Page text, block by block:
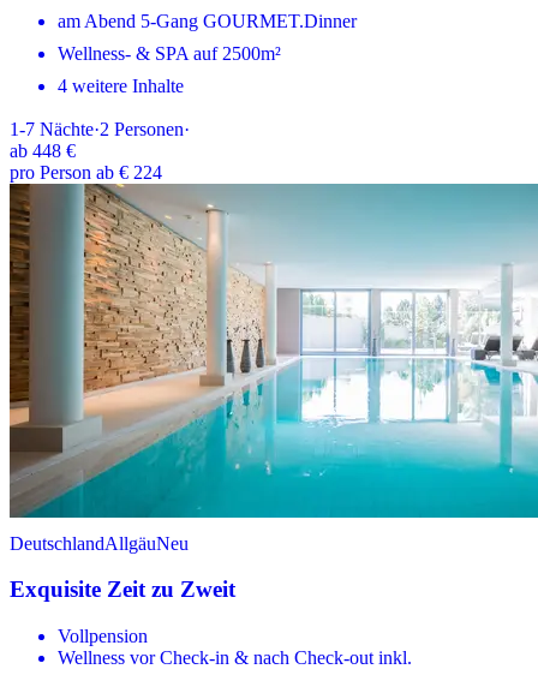
am Abend 5-Gang GOURMET.Dinner
Wellness- & SPA auf 2500m²
4 weitere Inhalte
1-7 Nächte·2 Personen·
ab 448 €
pro Person ab € 224
DeutschlandAllgäuNeu
Exquisite Zeit zu Zweit
Vollpension
Wellness vor Check-in & nach Check-out inkl.